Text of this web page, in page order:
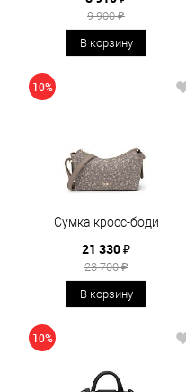
9 900 ₽
В корзину
10%
Сумка кросс-боди
21 330 ₽
23 700 ₽
В корзину
10%